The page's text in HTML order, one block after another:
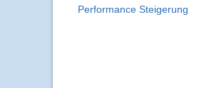
Performance Steigerung